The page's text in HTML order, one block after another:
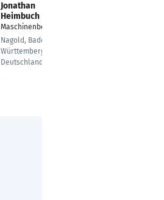
Jonathan
Heimbuch
Maschinenbediener
Nagold, Baden-
Württemberg,
Deutschland